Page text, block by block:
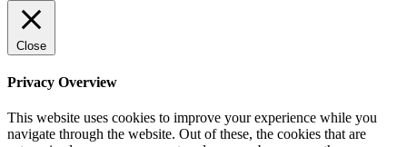
Close
Privacy Overview
This website uses cookies to improve your experience while you
navigate through the website. Out of these, the cookies that are